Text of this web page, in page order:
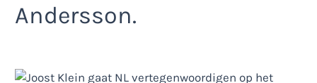
Andersson.